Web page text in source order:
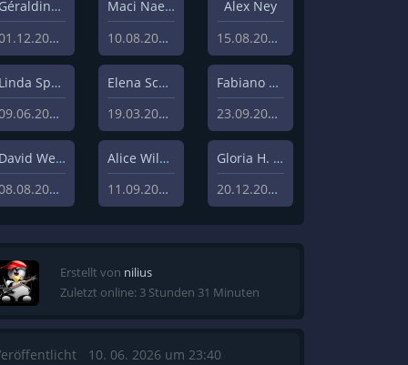
Géraldine Hohmann
01.12.2020
Maci Naeem Cheema
10.08.2020
Alex Ney
15.08.2019
Linda Sprenger
09.06.2019
Elena Schulz
19.03.2019
Fabiano Uslenghi
23.09.2019
David Weisz
08.08.2020
Alice Wilczynski
11.09.2020
Gloria H. Manderfeld
20.12.2019
Erstellt von nilius
Zuletzt online: 3 Stunden 31 Minuten
10. 06. 2026 um 23:40